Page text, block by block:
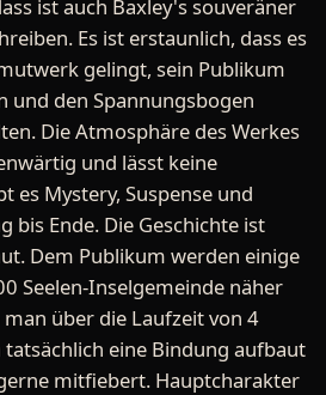
ist auch Baxley's souveräner
Es ist erstaunlich, dass es
gelingt, sein Publikum
und den Spannungsbogen
Die Atmosphäre des Werkes
und lässt keine
es Mystery, Suspense und
bis Ende. Die Geschichte ist
Dem Publikum werden einige
Seelen-Inselgemeinde näher
über die Laufzeit von 4
eine Bindung aufbaut
mitfiebert. Hauptcharakter